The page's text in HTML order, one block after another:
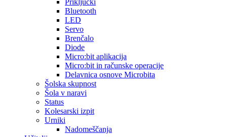
Priključki
Bluetooth
LED
Servo
Brenčalo
Diode
Micro:bit aplikacija
Micro:bit in računske operacije
Delavnica osnove Microbita
Šolska skupnost
Šola v naravi
Status
Kolesarski izpit
Urniki
Nadomeščanja